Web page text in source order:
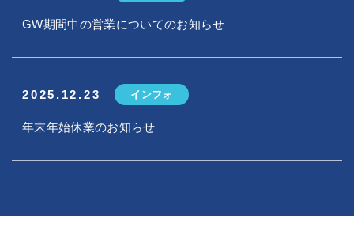
GW期間中の営業についてのお知らせ
2025.12.23 インフォ
年末年始休業のお知らせ